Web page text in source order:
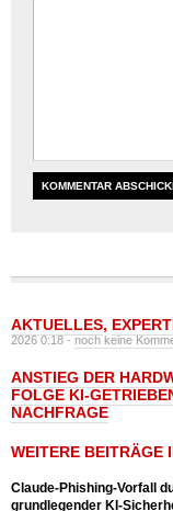
AKTUELLES,
2026 0:18 -noch keine
ANSTIEG DER
FOLGE KI-
NACHFRAGE
WEITERE BEITRÄGE
Claude-Phishing-Vorfall
grundlegender KI-